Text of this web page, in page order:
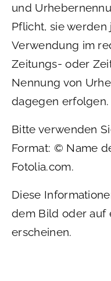
und
Pflicht, sie
Verwendung im
Zeitungs- oder
Nennung von
dagegen erfolgen.
Bitte verwenden
Format: © Name
Fotolia.com.
Diese
dem Bild oder auf
erscheinen.